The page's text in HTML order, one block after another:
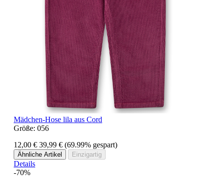
Mädchen-Hose lila aus Cord
Größe: 056
12,00 € 39,99 € (69.99% gespart)
Ähnliche Artikel Einzigartig
Details
-70%